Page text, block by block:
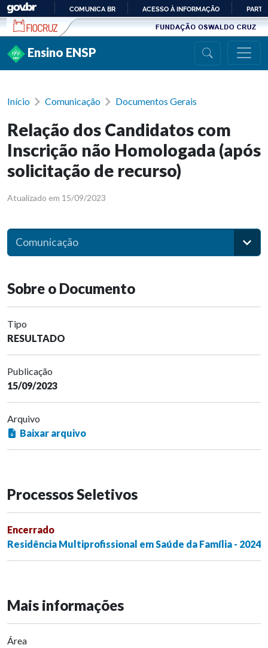
Ir para conteúdo
PARA
COMUNICA BR ACESSO À INFORMAÇÃO
Ensino ENSP
Início Comunicação Documentos Gerais
Relação dos Candidatos com
Inscrição não Homologada (após
solicitação de recurso)
Atualizado em 15/09/2023
Comunicação
Sobre o Documento
Tipo
RESULTADO
Publicação
15/09/2023
Arquivo
Baixar arquivo
Processos Seletivos
Encerrado
Residência Multiprofissional em Saúde da Família - 2024
Mais informações
Área